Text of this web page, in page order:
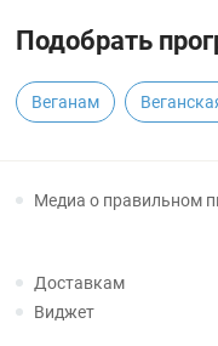
Подобрать
Веганам
Медиа о правильном
Доставкам
Виджет